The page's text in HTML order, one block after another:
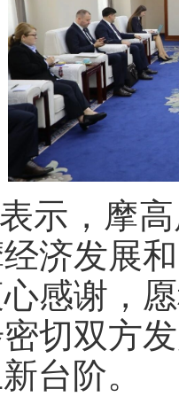
示，摩
济发展
感谢，
切双方
台阶。